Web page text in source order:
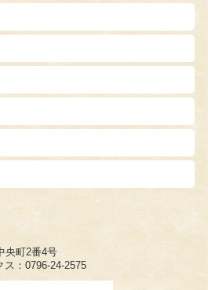
央町2番4号
：0796-24-2575